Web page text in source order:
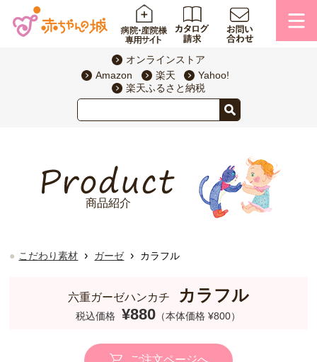
オンラインストア
Amazon
楽天
Yahoo!
楽天ふるさと納税
商品紹介
こだわり素材 › ガーゼ › カラフル
六重ガーゼハンカチ カラフル
税込価格 ¥880 （本体価格 ¥800）